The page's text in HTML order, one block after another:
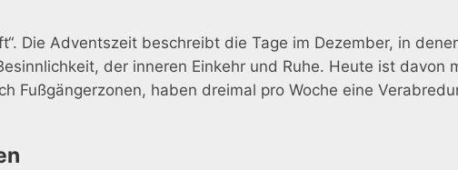
Die Adventszeit beschreibt die Tage im Dezember, in
der inneren Einkehr und Ruhe. Heute ist davon
Fußgängerzonen, haben dreimal pro Woche eine